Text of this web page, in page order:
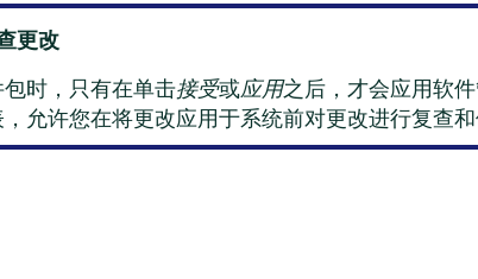
更改
时，只有在单击接受或应用之后，才会应用软
允许您在将更改应用于系统前对更改进行复查和